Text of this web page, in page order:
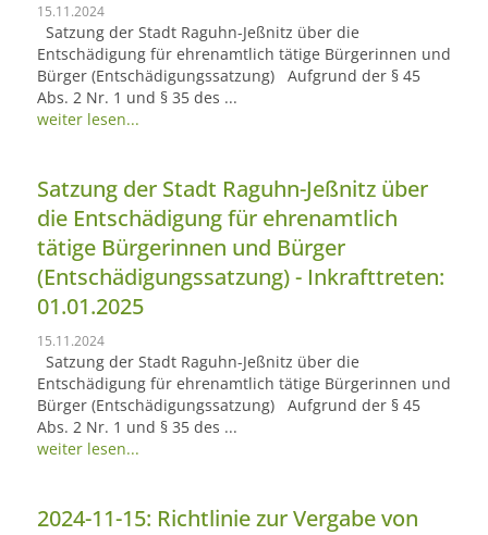
15.11.2024
Satzung der Stadt Raguhn-Jeßnitz über die
Entschädigung für ehrenamtlich tätige Bürgerinnen und
Bürger (Entschädigungssatzung) Aufgrund der § 45
Abs. 2 Nr. 1 und § 35 des ...
weiter lesen...
Satzung der Stadt Raguhn-Jeßnitz über
die Entschädigung für ehrenamtlich
tätige Bürgerinnen und Bürger
(Entschädigungssatzung) - Inkrafttreten:
01.01.2025
15.11.2024
Satzung der Stadt Raguhn-Jeßnitz über die
Entschädigung für ehrenamtlich tätige Bürgerinnen und
Bürger (Entschädigungssatzung) Aufgrund der § 45
Abs. 2 Nr. 1 und § 35 des ...
weiter lesen...
2024-11-15: Richtlinie zur Vergabe von